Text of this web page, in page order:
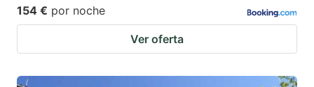
154 € por noche
Ver oferta